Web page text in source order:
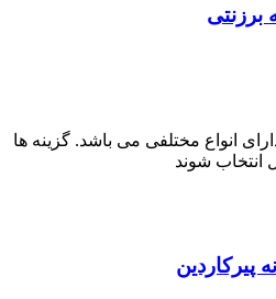
انواع مختلفی می باشد. گزینه ها
شوند